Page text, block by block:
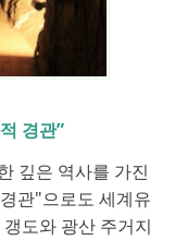
경관”
깊은 역사를 가진
관"으로도 세계유
도와 광산 주거지